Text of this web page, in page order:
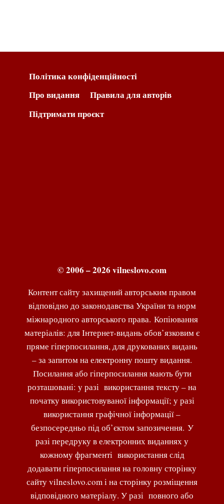
Політика конфіденційності
Про видання
Правила для авторів
Підтримати проєкт
© 2006 – 2026 vilneslovo.com
Контент сайту захищений авторським правом
відповідно до законодавства України та норм
міжнародного авторського права. Копіювання
матеріалів: для Інтернет-видань обов’язковим є
пряме гіперпосилання, для друкованих видань
– за запитом на електронну пошту видання.
Посилання або гіперпосилання мають бути
розташовані: у разі використання тексту – на
початку використовуваної інформації; у разі
використання графічної інформації –
безпосередньо під об’єктом запозичення. У
разі передруку в електронних виданнях у
кожному фрагменті використання слід
додавати гіперпосилання на головну сторінку
сайту vilneslovo.com і на сторінку розміщення
відповідного матеріалу. У разі повного або